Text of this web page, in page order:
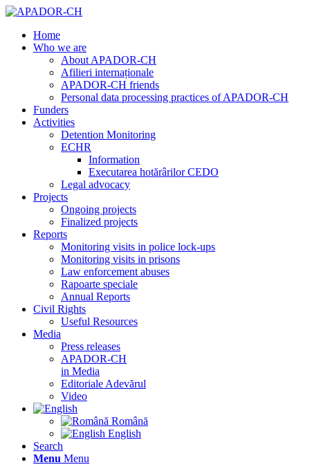
Home
Who we are
About APADOR-CH
Afilieri internaționale
APADOR-CH friends
Personal data processing practices of APADOR-CH
Funders
Activities
Detention Monitoring
ECHR
Information
Executarea hotărârilor CEDO
Legal advocacy
Projects
Ongoing projects
Finalized projects
Reports
Monitoring visits in police lock-ups
Monitoring visits in prisons
Law enforcement abuses
Rapoarte speciale
Annual Reports
Civil Rights
Useful Resources
Media
Press releases
APADOR-CH
in Media
Editoriale Adevărul
Video
Română
English
Search
Menu Menu